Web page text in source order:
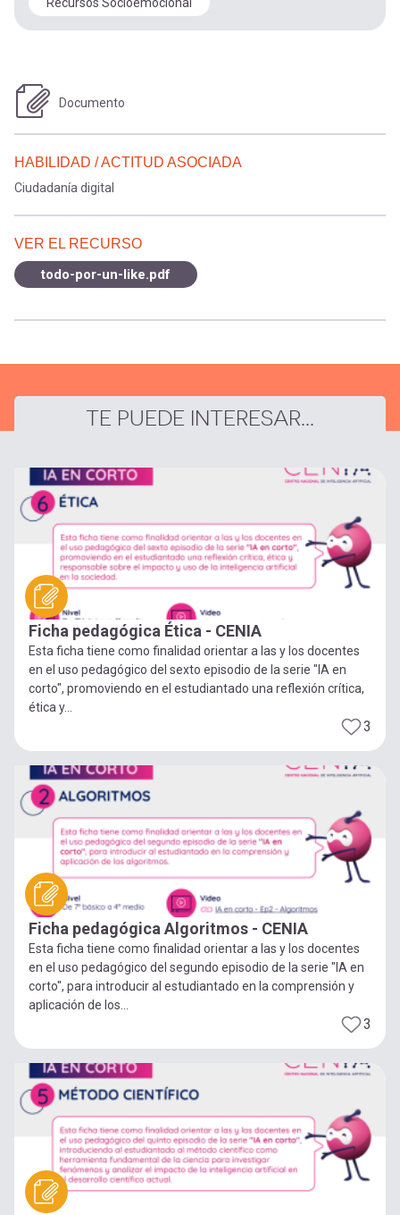
Documento
HABILIDAD / ACTITUD ASOCIADA
Ciudadanía digital
VER EL RECURSO
todo-por-un-like.pdf
TE PUEDE INTERESAR...
Ficha pedagógica Ética - CENIA
Esta ficha tiene como finalidad orientar a las y los docentes
en el uso pedagógico del sexto episodio de la serie "IA en
corto", promoviendo en el estudiantado una reflexión crítica,
ética y...
3
Ficha pedagógica Algoritmos - CENIA
Esta ficha tiene como finalidad orientar a las y los docentes
en el uso pedagógico del segundo episodio de la serie "IA en
corto", para introducir al estudiantado en la comprensión y
aplicación de los...
3